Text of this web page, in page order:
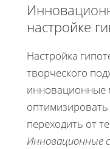
настройке
Настройка
творческого
инновационные
переходить от
Инновационные